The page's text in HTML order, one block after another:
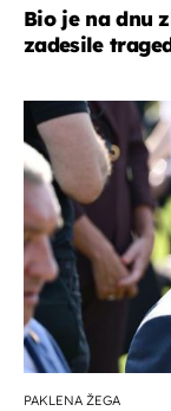
Bio je na dnu
zadesile
PAKLENA ŽEGA